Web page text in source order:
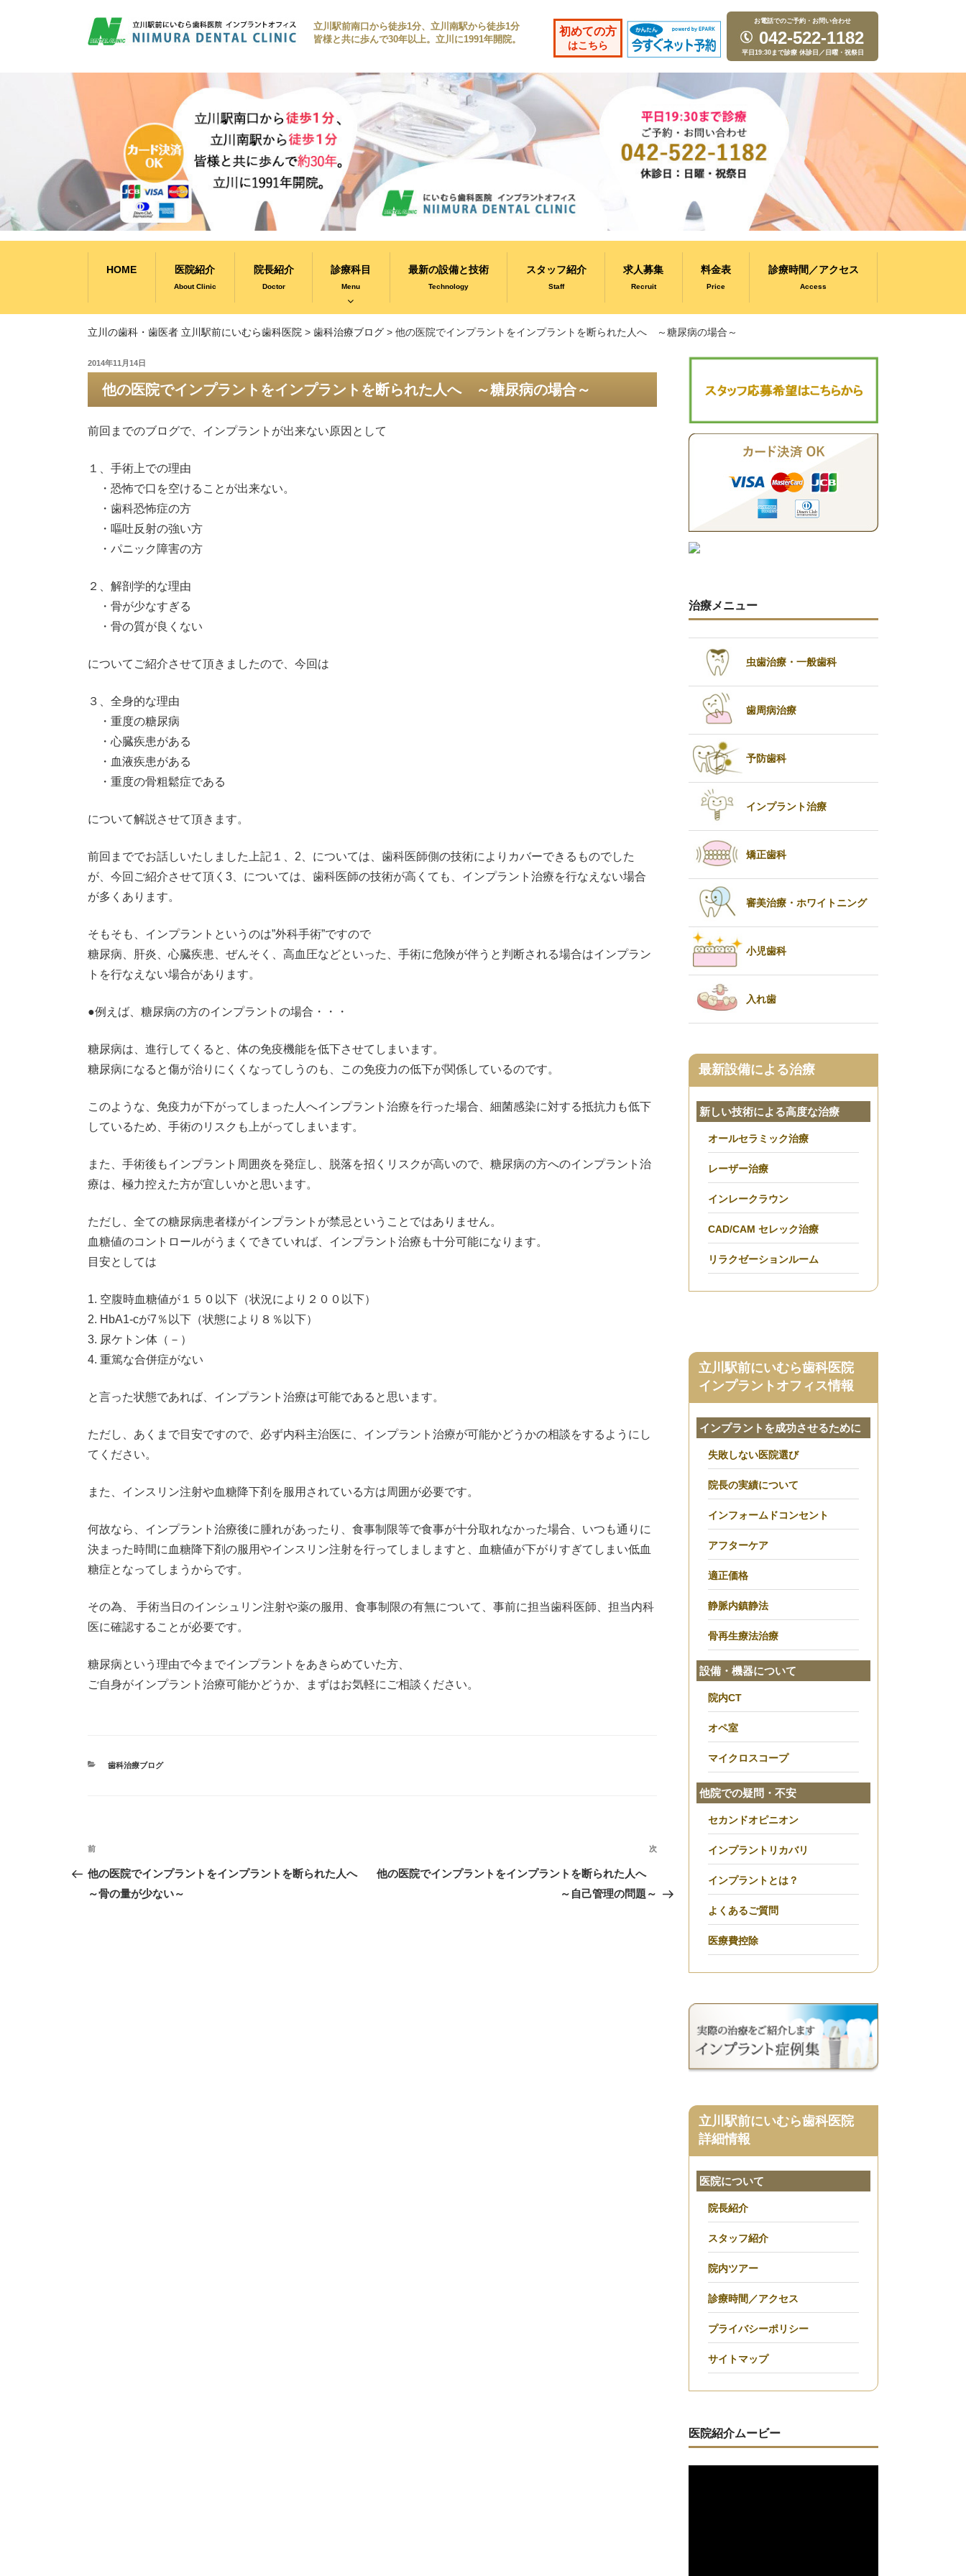
立川駅前南口から徒歩1分、立川南駅から徒歩1分
皆様と共に歩んで30年以上。立川に1991年開院。
初めての方
はこちら
お電話でのご予約・お問い合わせ
042-522-1182
平日19:30まで診療 休診日／日曜・祝祭日
HOME 医院紹介
About Clinic
院長紹介
Doctor
診療科目
Menu
最新の設備と技術
Technology
スタッフ紹介
Staff
求人募集
Recruit
料金表
Price
診療時間／アクセス
Access
立川の歯科・歯医者 立川駅前にいむら歯科医院 > 歯科治療ブログ > 他の医院でインプラントをインプラントを断られた人へ ～糖尿病の場合～
投
2014年11月14日
他の医院でインプラントをインプラントを断られた人へ ～糖尿病の場合～
前回までのブログで、インプラントが出来ない原因として
１、手術上での理由
・恐怖で口を空けることが出来ない。
・歯科恐怖症の方
・嘔吐反射の強い方
・パニック障害の方
２、解剖学的な理由
・骨が少なすぎる
・骨の質が良くない
についてご紹介させて頂きましたので、今回は
３、全身的な理由
・重度の糖尿病
・心臓疾患がある
・血液疾患がある
・重度の骨粗鬆症である
について解説させて頂きます。
前回まででお話しいたしました上記１、2、については、歯科医師側の技術によりカバーできるものでした
が、今回ご紹介させて頂く3、については、歯科医師の技術が高くても、インプラント治療を行なえない場合
が多くあります。
そもそも、インプラントというのは”外科手術”ですので
糖尿病、肝炎、心臓疾患、ぜんそく、高血圧などといった、手術に危険が伴うと判断される場合はインプラン
トを行なえない場合があります。
●例えば、糖尿病の方のインプラントの場合・・・
糖尿病は、進行してくると、体の免疫機能を低下させてしまいます。
糖尿病になると傷が治りにくくなってしうのも、この免疫力の低下が関係しているのです。
このような、免疫力が下がってしまった人へインプラント治療を行った場合、細菌感染に対する抵抗力も低下
しているため、手術のリスクも上がってしまいます。
また、手術後もインプラント周囲炎を発症し、脱落を招くリスクが高いので、糖尿病の方へのインプラント治
療は、極力控えた方が宜しいかと思います。
ただし、全ての糖尿病患者様がインプラントが禁忌ということではありません。
血糖値のコントロールがうまくできていれば、インプラント治療も十分可能になります。
目安としては
1. 空腹時血糖値が１５０以下（状況により２００以下）
2. HbA1-cが7％以下（状態により８％以下）
3. 尿ケトン体（－）
4. 重篤な合併症がない
と言った状態であれば、インプラント治療は可能であると思います。
ただし、あくまで目安ですので、必ず内科主治医に、インプラント治療が可能かどうかの相談をするようにし
てください。
また、インスリン注射や血糖降下剤を服用されている方は周囲が必要です。
何故なら、インプラント治療後に腫れがあったり、食事制限等で食事が十分取れなかった場合、いつも通りに
決まった時間に血糖降下剤の服用やインスリン注射を行ってしましますと、血糖値が下がりすぎてしまい低血
糖症となってしまうからです。
その為、 手術当日のインシュリン注射や薬の服用、食事制限の有無について、事前に担当歯科医師、担当内科
医に確認することが必要です。
糖尿病という理由で今までインプラントをあきらめていた方、
ご自身がインプラント治療可能かどうか、まずはお気軽にご相談ください。
カ
歯科治療ブログ
投
稿
ナ
過
去
の
前
他の医院でインプラントをインプラントを断られた人へ
～骨の量が少ない～
投
次
他の医院でインプラントをインプラントを断られた人へ
～自己管理の問題～
治療メニュー
虫歯治療・一般歯科
歯周病治療
予防歯科
インプラント治療
矯正歯科
審美治療・ホワイトニング
小児歯科
入れ歯
最新設備による治療
新しい技術による高度な治療
オールセラミック治療
レーザー治療
インレークラウン
CAD/CAM セレック治療
リラクゼーションルーム
立川駅前にいむら歯科医院
インプラントオフィス情報
インプラントを成功させるために
失敗しない医院選び
院長の実績について
インフォームドコンセント
アフターケア
適正価格
静脈内鎮静法
骨再生療法治療
設備・機器について
院内CT
オペ室
マイクロスコープ
他院での疑問・不安
セカンドオピニオン
インプラントリカバリ
インプラントとは？
よくあるご質問
医療費控除
立川駅前にいむら歯科医院
詳細情報
医院について
院長紹介
スタッフ紹介
院内ツアー
診療時間／アクセス
プライバシーポリシー
サイトマップ
医院紹介ムービー